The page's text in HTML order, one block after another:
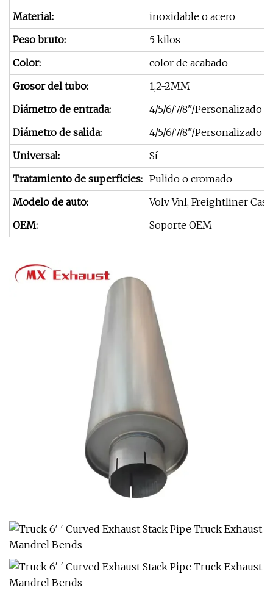
Material:
inoxidable o acero
Peso bruto:
5 kilos
Color:
color de acabado
Grosor del tubo:
1,2-2MM
Diámetro de entrada:
4/5/6/7/8"/Personalizado
Diámetro de salida:
4/5/6/7/8"/Personalizado
Universal:
Sí
Tratamiento de superficies: Pulido o cromado
Modelo de auto:
Volv Vnl, Freightliner
OEM:
Soporte OEM